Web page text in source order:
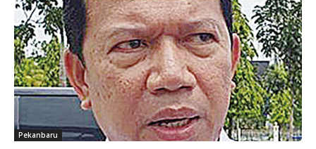
Pekanbaru